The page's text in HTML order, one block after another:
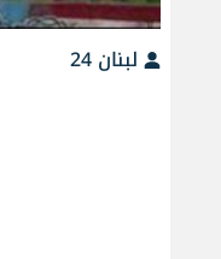
لبنان 24